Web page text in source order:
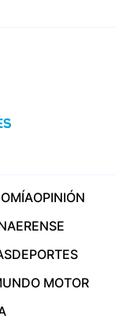
OPINIÓN
DEPORTES
MOTOR